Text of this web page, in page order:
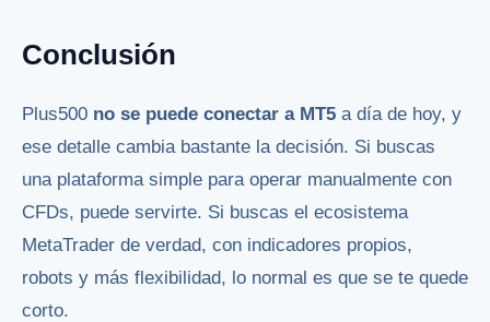
Conclusión
Plus500 no se puede conectar a MT5 a día de hoy, y
ese detalle cambia bastante la decisión. Si buscas
una plataforma simple para operar manualmente con
CFDs, puede servirte. Si buscas el ecosistema
MetaTrader de verdad, con indicadores propios,
robots y más flexibilidad, lo normal es que se te quede
corto.